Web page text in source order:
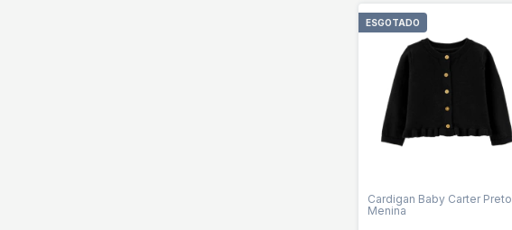
ESGOTADO
Cardigan Baby Carter Preto
Menina